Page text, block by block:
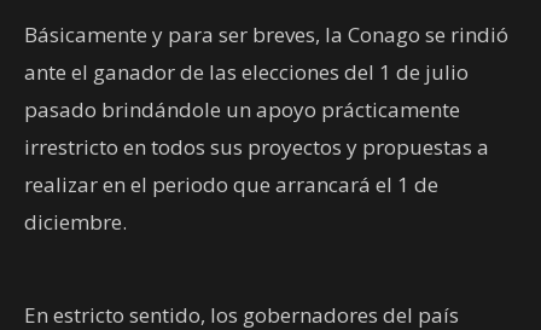
Básicamente y para ser breves, la Conago se rindió
ante el ganador de las elecciones del 1 de julio
pasado brindándole un apoyo prácticamente
irrestricto en todos sus proyectos y propuestas a
realizar en el periodo que arrancará el 1 de
diciembre.
En estricto sentido, los gobernadores del país